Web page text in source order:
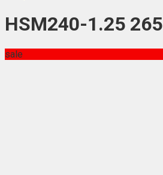
HSM240-1.25 265
sale